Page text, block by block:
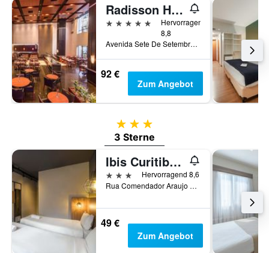
Radisson Hotel Curitiba
5 Sterne
Hervorragend
8,8
Avenida Sete De Setembro 5190, Curitiba, Brasilien
92 €
Zum Angebot
3 Sterne
3 Sterne
Ibis Curitiba Batel
3 Sterne
Hervorragend 8,6
Rua Comendador Araujo 730, Curitiba, Brasilien
49 €
Zum Angebot